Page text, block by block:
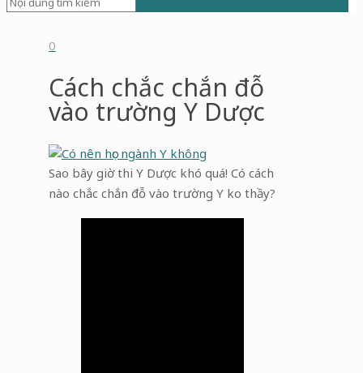
0
Cách chắc chắn đỗ
vào trường Y Dược
Sao bây giờ thi Y Dược khó quá! Có cách
nào chắc chắn đỗ vào trường Y ko thầy?